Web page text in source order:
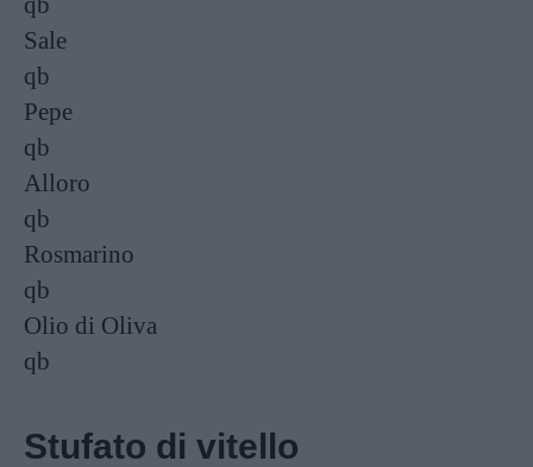
Sale
qb
Pepe
qb
Alloro
qb
Rosmarino
qb
Olio di Oliva
qb
Stufato di vitello